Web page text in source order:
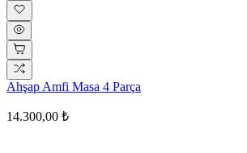
Ahşap Amfi Masa 4 Parça
14.300,00 ₺